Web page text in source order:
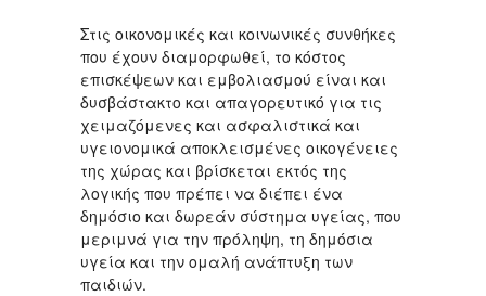
Στις οικονομικές και κοινωνικές συνθήκες
που έχουν διαμορφωθεί, το κόστος
επισκέψεων και εμβολιασμού είναι και
δυσβάστακτο και απαγορευτικό για τις
χειμαζόμενες και ασφαλιστικά και
υγειονομικά αποκλεισμένες οικογένειες
της χώρας και βρίσκεται εκτός της
λογικής που πρέπει να διέπει ένα
δημόσιο και δωρεάν σύστημα υγείας, που
μεριμνά για την πρόληψη, τη δημόσια
υγεία και την ομαλή ανάπτυξη των
παιδιών.